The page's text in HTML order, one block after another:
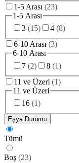
1-5 Arası (23)
1-5 Arası
3 (15) 4 (8)
6-10 Arası (3)
6-10 Arası
7 (2) 8 (1)
11 ve Üzeri (1)
11 ve Üzeri
16 (1)
Eşya Durumu
Tümü
Boş (23)